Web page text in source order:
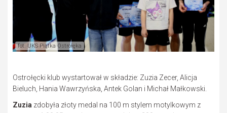
fot. UKS Piątka Ostrołęka
Ostrołęcki klub wystartował w składzie: Zuzia Zecer, Alicja
Bieluch, Hania Wawrzyńska, Antek Golan i Michał Małkowski.
Zuzia zdobyła złoty medal na 100 m stylem motylkowym z